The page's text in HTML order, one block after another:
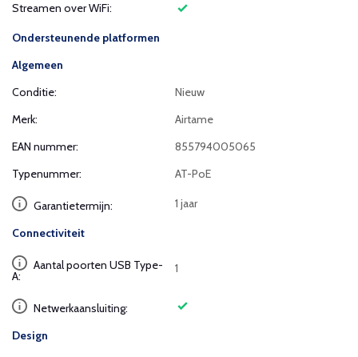
Streamen over WiFi:
Ondersteunende platformen
Algemeen
Conditie:
Nieuw
Merk:
Airtame
EAN nummer:
855794005065
Typenummer:
AT-PoE
Garantietermijn: 1 jaar
Connectiviteit
Aantal poorten USB Type-
A:
1
Netwerkaansluiting:
Design